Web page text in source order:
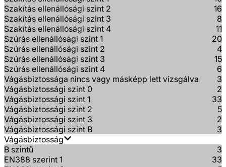
Szakítás ellenállósági szint 2
16
Szakítás ellenállósági szint 3
8
Szakítás ellenállósági szint 4
11
Szúrás ellenállósági szint 1
20
Szúrás ellenállósági szint 2
4
Szúrás ellenállósági szint 3
15
Szúrás ellenállósági szint 4
6
Vágásbiztossága nincs vagy másképp lett vizsgálva
3
Vágásbiztossági szint 0
2
Vágásbiztossági szint 1
33
Vágásbiztossági szint 2
5
Vágásbiztossági szint 3
2
Vágásbiztossági szint B
3
Vágásbiztosság
B szintű
3
EN388 szerint 1
33